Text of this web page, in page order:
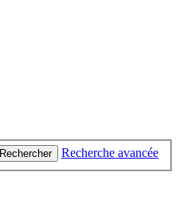
Rechercher Recherche avancée